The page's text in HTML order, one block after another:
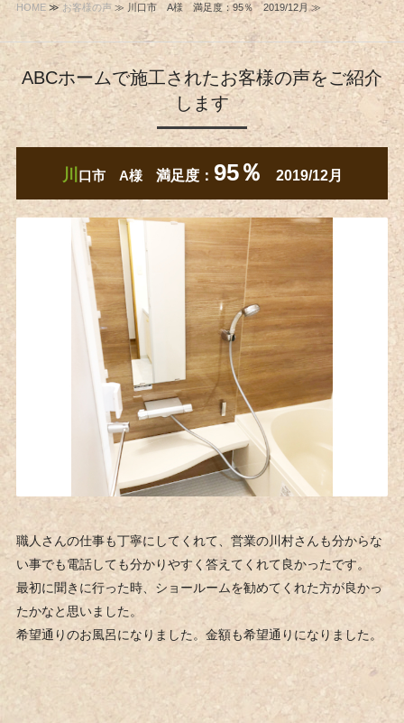
HOME≫ お客様の声≫ 川口市 A様 満足度：95％ 2019/12月 ≫
ABCホームで施工されたお客様の声をご紹介
します
川 口市 A様 満足度： 95％ 2019/12月
職人さんの仕事も丁寧にしてくれて、営業の川村さんも分からな
い事でも電話しても分かりやすく答えてくれて良かったです。
最初に聞きに行った時、ショールームを勧めてくれた方が良かっ
たかなと思いました。
希望通りのお風呂になりました。金額も希望通りになりました。